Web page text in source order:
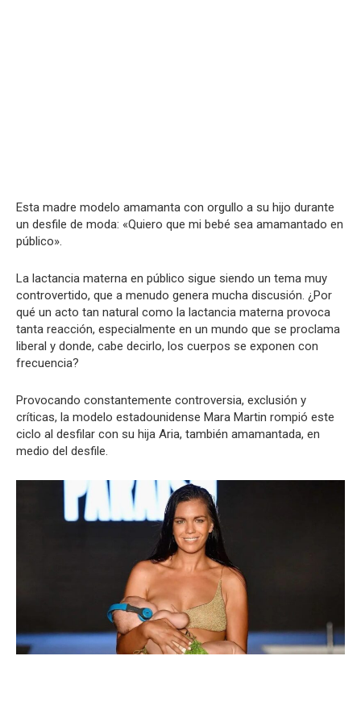
Esta madre modelo amamanta con orgullo a su hijo durante
un desfile de moda: «Quiero que mi bebé sea amamantado en
público».
La lactancia materna en público sigue siendo un tema muy
controvertido, que a menudo genera mucha discusión. ¿Por
qué un acto tan natural como la lactancia materna provoca
tanta reacción, especialmente en un mundo que se proclama
liberal y donde, cabe decirlo, los cuerpos se exponen con
frecuencia?
Provocando constantemente controversia, exclusión y
críticas, la modelo estadounidense Mara Martin rompió este
ciclo al desfilar con su hija Aria, también amamantada, en
medio del desfile.